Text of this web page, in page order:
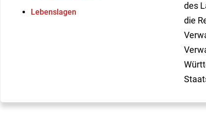
Lebenslagen
des
die